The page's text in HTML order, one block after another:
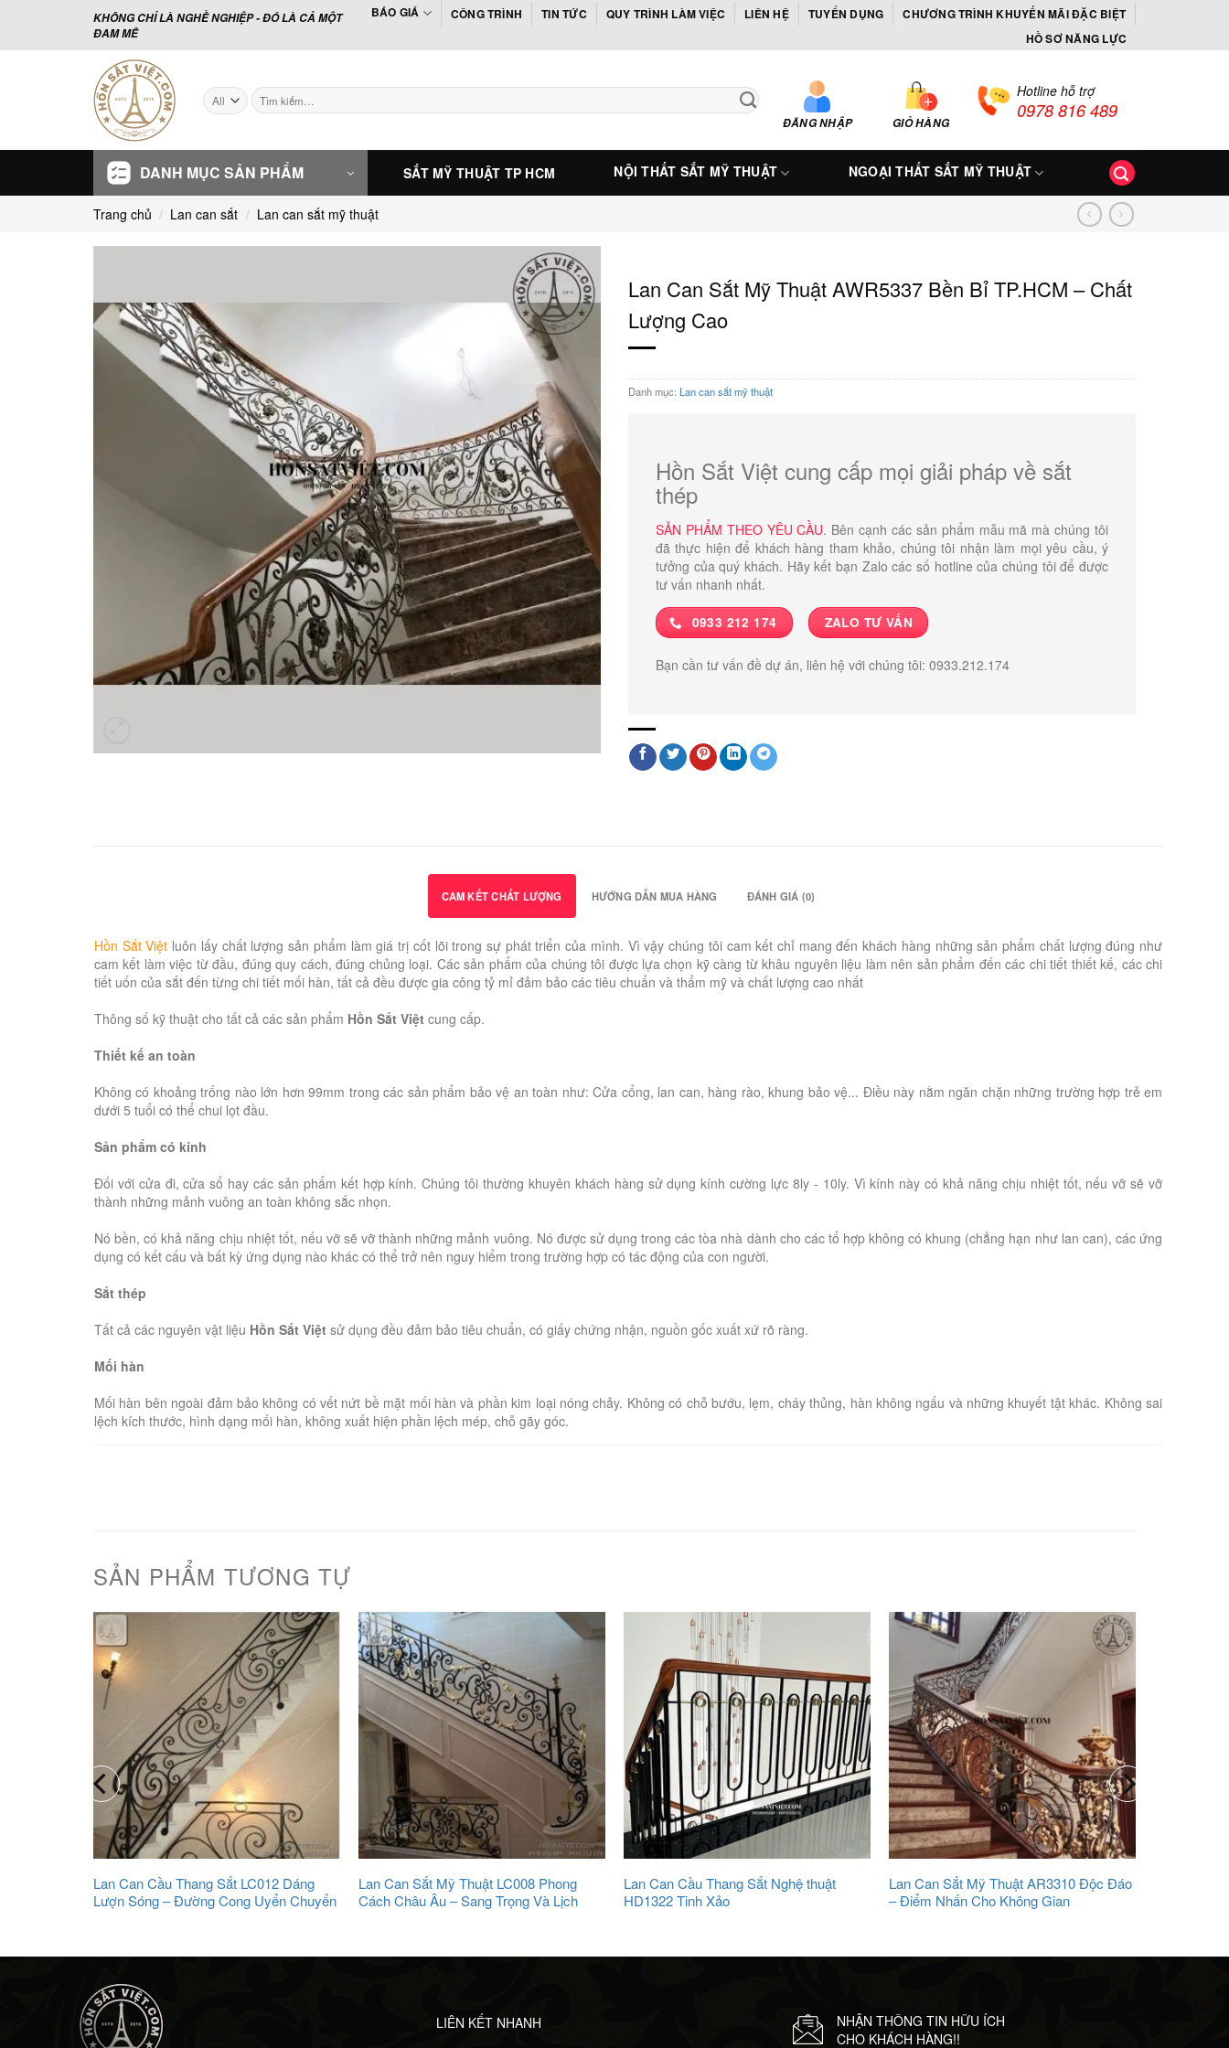
KHÔNG CHỈ LÀ NGHỀ NGHIỆP - ĐÓ LÀ CẢ MỘT
ĐAM MÊ
BÁO GIÁ CÔNG TRÌNH TIN TỨC QUY TRÌNH LÀM VIỆC LIÊN HỆ TUYỂN DỤNG
CHƯƠNG TRÌNH KHUYẾN MÃI ĐẶC BIỆT
HỒ SƠ NĂNG LỰC
Tìm
kiếm:
ĐĂNG NHẬP GIỎ HÀNG
Hotline hỗ trợ
0978 816 489
DANH MỤC SẢN PHẨM SẮT MỸ THUẬT TP HCM NỘI THẤT SẮT MỸ THUẬT NGOẠI THẤT SẮT MỸ THUẬT
Trang chủ / Lan can sắt / Lan can sắt mỹ thuật
Lan Can Sắt Mỹ Thuật AWR5337 Bền Bỉ TP.HCM – Chất
Lượng Cao
Danh mục: Lan can sắt mỹ thuật
Hồn Sắt Việt cung cấp mọi giải pháp về sắt
thép
SẢN PHẨM THEO YÊU CẦU. Bên cạnh các sản phẩm mẫu mã mà chúng tôi
đã thực hiện để khách hàng tham khảo, chúng tôi nhận làm mọi yêu cầu, ý
tưởng của quý khách. Hãy kết bạn Zalo các số hotline của chúng tôi để được
tư vấn nhanh nhất.
0933 212 174 ZALO TƯ VẤN
Bạn cần tư vấn đề dự án, liên hệ với chúng tôi: 0933.212.174
CAM KẾT CHẤT LƯỢNG HƯỚNG DẪN MUA HÀNG ĐÁNH GIÁ (0)
Hồn Sắt Việt luôn lấy chất lượng sản phẩm làm giá trị cốt lõi trong sự phát triển của mình. Vì vậy chúng tôi cam kết chỉ mang đến khách hàng những sản phẩm chất lượng đúng như
cam kết làm việc từ đầu, đúng quy cách, đúng chủng loại. Các sản phẩm của chúng tôi được lựa chọn kỹ càng từ khâu nguyên liệu làm nên sản phẩm đến các chi tiết thiết kế, các chi
tiết uốn của sắt đến từng chi tiết mối hàn, tất cả đều được gia công tỷ mỉ đảm bảo các tiêu chuẩn và thẩm mỹ và chất lượng cao nhất
Thông số kỹ thuật cho tất cả các sản phẩm Hồn Sắt Việt cung cấp.
Thiết kế an toàn
Không có khoảng trống nào lớn hơn 99mm trong các sản phẩm bảo vệ an toàn như: Cửa cổng, lan can, hàng rào, khung bảo vệ... Điều này nằm ngăn chặn những trường hợp trẻ em
dưới 5 tuổi có thể chui lọt đầu.
Sản phẩm có kính
Đối với cửa đi, cửa sổ hay các sản phẩm kết hợp kính. Chúng tôi thường khuyên khách hàng sử dụng kính cường lực 8ly - 10ly. Vì kính này có khả năng chịu nhiệt tốt, nếu vỡ sẽ vỡ
thành những mảnh vuông an toàn không sắc nhọn.
Nó bền, có khả năng chịu nhiệt tốt, nếu vỡ sẽ vỡ thành những mảnh vuông. Nó được sử dụng trong các tòa nhà dành cho các tổ hợp không có khung (chẳng hạn như lan can), các ứng
dụng có kết cấu và bất kỳ ứng dụng nào khác có thể trở nên nguy hiểm trong trường hợp có tác động của con người.
Sắt thép
Tất cả các nguyên vật liệu Hồn Sắt Việt sử dụng đều đảm bảo tiêu chuẩn, có giấy chứng nhận, nguồn gốc xuất xứ rõ ràng.
Mối hàn
Mối hàn bên ngoài đảm bảo không có vết nứt bề mặt mối hàn và phần kim loại nóng chảy. Không có chỗ bướu, lẹm, cháy thủng, hàn không ngấu và những khuyết tật khác. Không sai
lệch kích thước, hình dạng mối hàn, không xuất hiện phần lệch mép, chỗ gãy góc.
SẢN PHẨM TƯƠNG TỰ
Lan Can Cầu Thang Sắt LC012 Dáng
Lượn Sóng – Đường Cong Uyển Chuyển
Lan Can Sắt Mỹ Thuật LC008 Phong
Cách Châu Âu – Sang Trọng Và Lịch
Lan Can Cầu Thang Sắt Nghệ thuật
HD1322 Tinh Xảo
Lan Can Sắt Mỹ Thuật AR3310 Độc Đáo
– Điểm Nhấn Cho Không Gian
LIÊN KẾT NHANH
NHẬN THÔNG TIN HỮU ÍCH
CHO KHÁCH HÀNG!!